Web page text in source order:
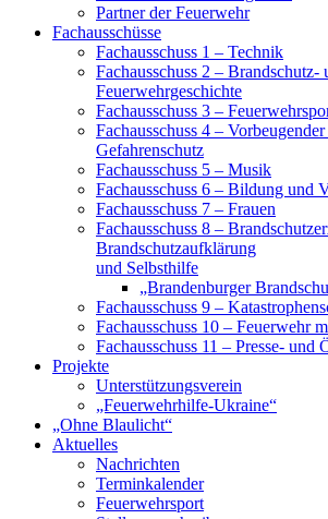
Partner der Feuerwehr
Fachausschüsse
Fachausschuss 1 – Technik
Fachausschuss 2 – Brandschutz-
Feuerwehrgeschichte
Fachausschuss 3 –
Fachausschuss 4 –
Gefahrenschutz
Fachausschuss 5 – Musik
Fachausschuss 6 – Bildung und
Fachausschuss 7 – Frauen
Fachausschuss 8 –
Brandschutzaufklärung
und Selbsthilfe
„Brandenburger
Fachausschuss 9 –
Fachausschuss 10 – Feuerwehr
Fachausschuss 11 – Presse- und
Projekte
Unterstützungsverein
„Feuerwehrhilfe-Ukraine“
„Ohne Blaulicht“
Aktuelles
Nachrichten
Terminkalender
Feuerwehrsport